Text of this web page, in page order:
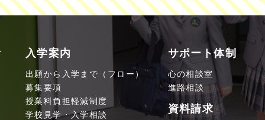
入学案内
出願から入学まで（フロー）
募集要項
授業料負担軽減制度
学校見学・入学相談
サポート体制
心の相談室
進路相談
資料請求